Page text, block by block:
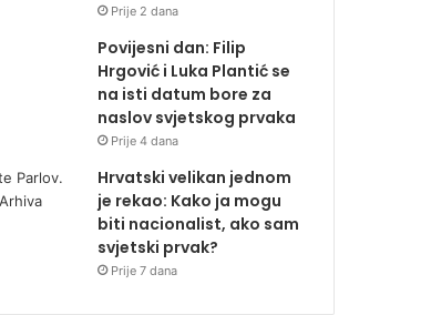
Prije 2 dana
Povijesni dan: Filip
Hrgović i Luka Plantić se
na isti datum bore za
naslov svjetskog prvaka
Prije 4 dana
Hrvatski velikan jednom
je rekao: Kako ja mogu
biti nacionalist, ako sam
svjetski prvak?
Prije 7 dana